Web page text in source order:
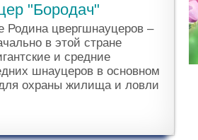
"Бородач"
Родина цвергшнауцеров –
в этой стране
и средние
шнауцеров в основном
охраны жилища и ловли